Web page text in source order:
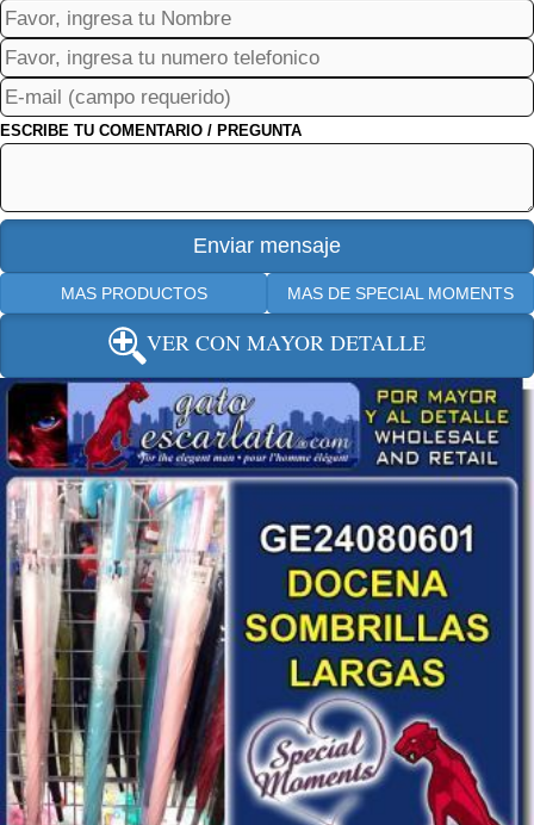
ESCRIBE TU COMENTARIO / PREGUNTA
MAS PRODUCTOS MAS DE SPECIAL MOMENTS
VER CON MAYOR DETALLE